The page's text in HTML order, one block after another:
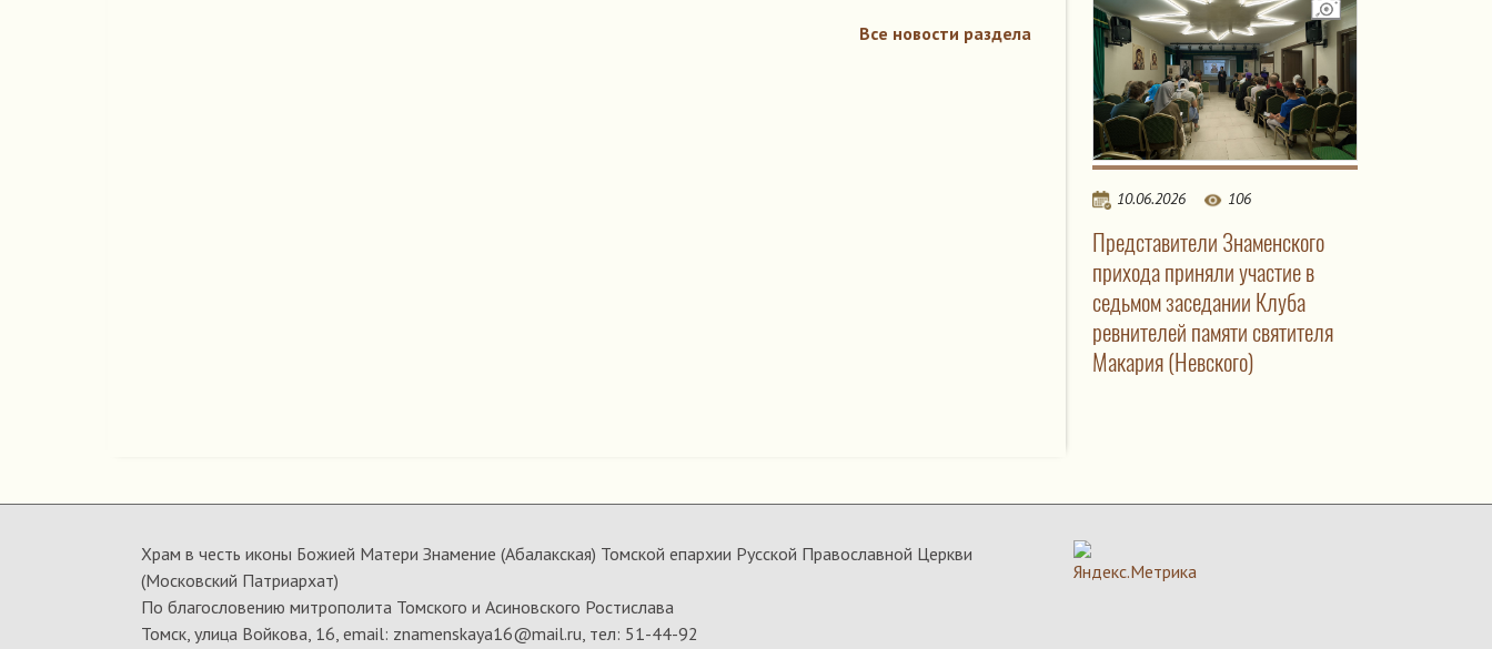
Все новости раздела
10.06.2026 106
Представители Знаменского
прихода приняли участие в
седьмом заседании Клуба
ревнителей памяти святителя
Макария (Невского)
Храм в честь иконы Божией Матери Знамение (Абалакская) Томской епархии Русской Православной Церкви
(Московский Патриархат)
По благословению митрополита Томского и Асиновского Ростислава
Томск, улица Войкова, 16, email: znamenskaya16@mail.ru, тел: 51-44-92